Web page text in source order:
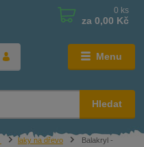
Menu
Hledat
0 ks
za 0,00 Kč
laky na dřevo
Balakryl -